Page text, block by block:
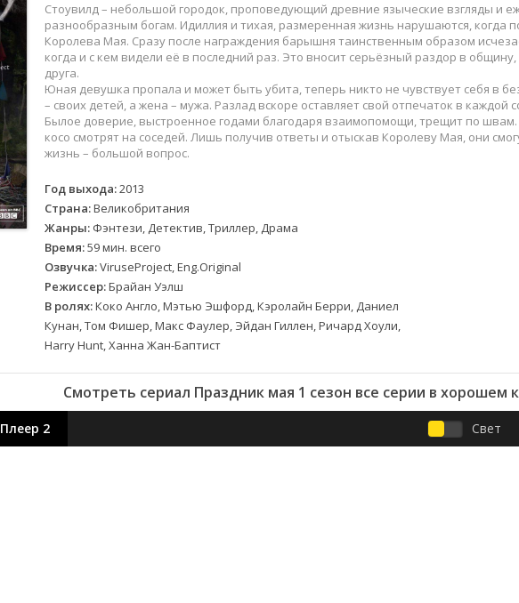
2019
2018
2017
Великобритания
Испания
Германия
Корея Южная
Канада
Индия
Франция
Боевики
Приключения
Драмы
Исторические
Криминальные
Военные
Семейные
Вестерны
Фэнтези
Netflix
Стоувилд – небольшой городок, проповедующий древние языческие взгляды и
разнообразным богам. Идиллия и тихая, размеренная жизнь нарушаются, когда
Королева Мая. Сразу после награждения барышня таинственным образом
когда и с кем видели её в последний раз. Это вносит серьёзный раздор в
друга.
Юная девушка пропала и может быть убита, теперь никто не чувствует себя в
– своих детей, а жена – мужа. Разлад вскоре оставляет свой отпечаток в каждой
Былое доверие, выстроенное годами благодаря взаимопомощи, трещит по
косо смотрят на соседей. Лишь получив ответы и отыскав Королеву Мая, они
жизнь – большой вопрос.
Год выхода:2013
Страна:Великобритания
Жанры: Фэнтези, Детектив, Триллер, Драма
Время:59 мин. всего
Озвучка:ViruseProject, Eng.Original
Режиссер:Брайан Уэлш
В ролях:Коко Англо, Мэтью Эшфорд, Кэролайн Берри, Даниел
Кунан, Том Фишер, Макс Фаулер, Эйдан Гиллен, Ричард Хоули,
Harry Hunt, Ханна Жан-Баптист
Смотреть сериал Праздник мая 1 сезон все серии в хорошем
Плеер 2 Свет